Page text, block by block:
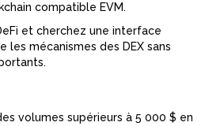
compatible EVM.
et cherchez une interface
les mécanismes des DEX sans
volumes supérieurs à 5 000 $ en